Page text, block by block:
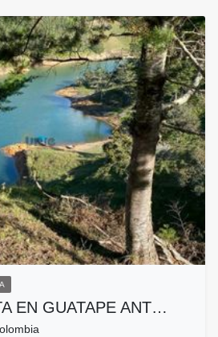
EN GUATAPE ANT…